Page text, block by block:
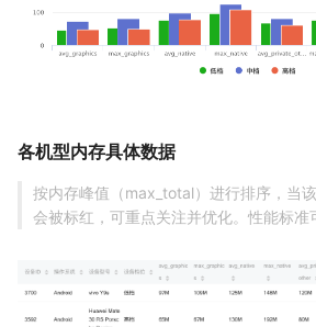
各机型内存具体数据
按内存峰值（max_total）进行排序，当
会被标红，可重点关注并优化。性能标准